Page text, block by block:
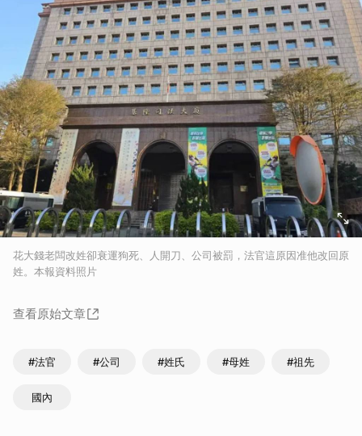
花大錢老闆改姓卻衰運狗死、人開刀、公司被罰，法官這原因准他改回原
姓。本報資料照片
查看原始文章
#法官 #公司 #姓氏 #母姓 #祖先
國內